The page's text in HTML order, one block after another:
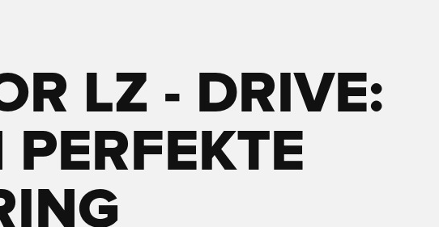
LZ - DRIVE: